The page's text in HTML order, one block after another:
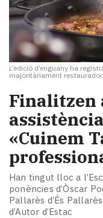
L’edició d’enguany ha
majoritàriament
Finalitzen
«Cuinem
Han tingut lloc a
ponències d’Òscar
Pallarès d’És
d’Autor d’Estac